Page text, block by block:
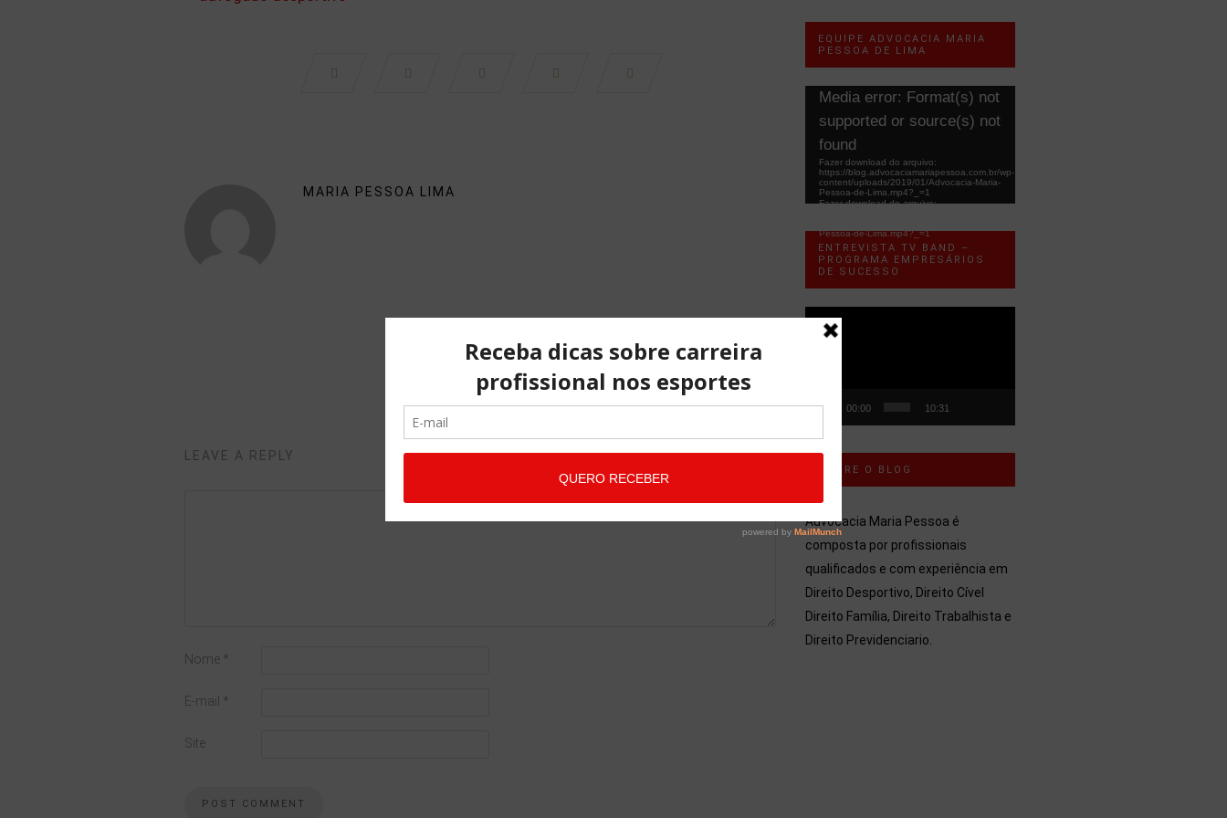
MARIA PESSOA LIMA
NO COMMENTS
LEAVE A REPLY
Nome *
E-mail *
Site
EQUIPE ADVOCACIA MARIA
PESSOA DE LIMA
Tocador
vídeo
Media error: Format(s) not
supported or source(s) not
found
Fazer download do arquivo:
https://blog.advocaciamariapessoa.com.br/wp-
content/uploads/2019/01/Advocacia-Maria-
Pessoa-de-Lima.mp4?_=1
Fazer download do arquivo:
Pessoa-de-Lima.mp4?_=1
ENTREVISTA TV BAND –
PROGRAMA EMPRESÁRIOS
DE SUCESSO
Tocador
00:00 10:31
SOBRE O BLOG
Advocacia Maria Pessoa é
composta por profissionais
qualificados e com experiência em
Direito Desportivo, Direito Cível
Direito Família, Direito Trabalhista e
Direito Previdenciario.